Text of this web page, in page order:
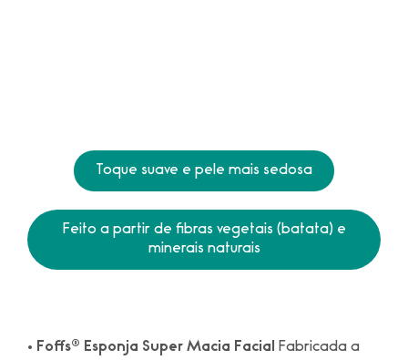
Toque suave e pele mais sedosa
Feito a partir de fibras vegetais (batata) e
minerais naturais
• Foffs® Esponja Super Macia Facial Fabricada a